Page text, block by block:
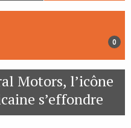
0
Motors, l’icône
s’effondre